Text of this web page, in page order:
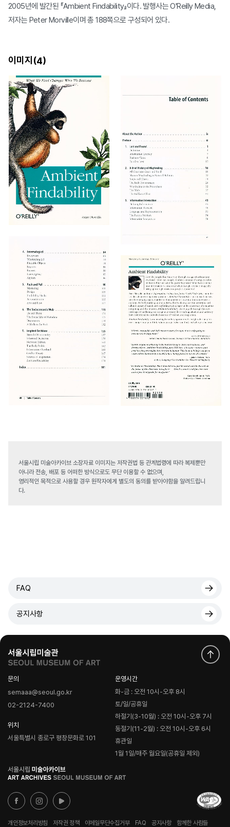
2005년에 발간된 『Ambient Findability』이다. 발행사는 O'Reilly Media,
저자는 Peter Morville이며 총 188쪽으로 구성되어 있다.
이미지(4)
서울시립 미술아카이브 소장자료 이미지는 저작권법 등 관계법령에 따라 복제뿐만
아니라 전송, 배포 등 어떠한 방식으로도 무단 이용할 수 없으며,
영리적인 목적으로 사용할 경우 원작자에게 별도의 동의를 받아야함을 알려드립니
다.
FAQ
공지사항
문의
semaaa@seoul.go.kr
02-2124-7400
위치
서울특별시 종로구 평창문화로 101
운영시간
화-금 : 오전 10시-오후 8시
토/일/공휴일
하절기(3-10월) : 오전 10시-오후 7시
동절기(11-2월) : 오전 10시-오후 6시
휴관일
1월 1일/매주 월요일(공휴일 제외)
로
고
개인정보처리방침 저작권 정책 이메일무단수집거부 FAQ 공지사항 함께한 사람들